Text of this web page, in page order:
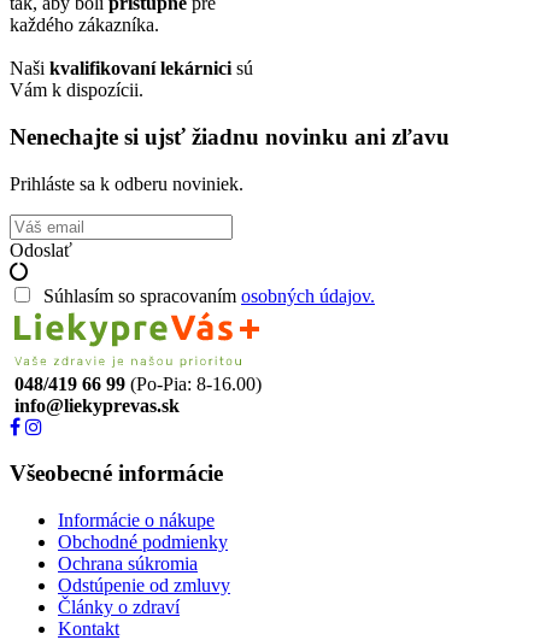
každého zákazníka.
Naši kvalifikovaní lekárnici sú
Vám k dispozícii.
Nenechajte si ujsť žiadnu novinku ani zľavu
Prihláste sa k odberu noviniek.
Odoslať
Súhlasím so spracovaním osobných údajov.
048/419 66 99 (Po-Pia: 8-16.00)
info@liekyprevas.sk
Všeobecné informácie
Informácie o nákupe
Obchodné podmienky
Ochrana súkromia
Odstúpenie od zmluvy
Články o zdraví
Kontakt